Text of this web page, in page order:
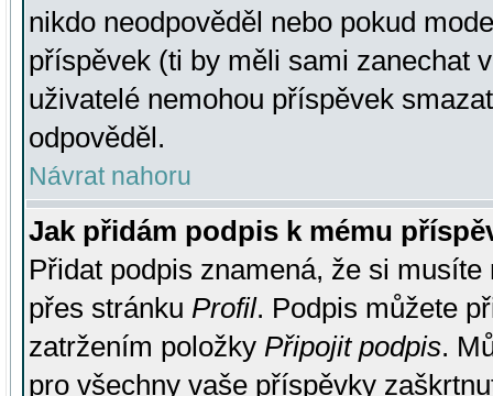
nikdo neodpověděl nebo pokud
příspěvek (ti by měli sami zanechat
uživatelé nemohou příspěvek
odpověděl.
Návrat nahoru
Jak přidám podpis k mému
Přidat podpis znamená, že si
přes stránku Profil. Podpis můžete
zatržením položky Připojit podpis.
pro všechny vaše příspěvky